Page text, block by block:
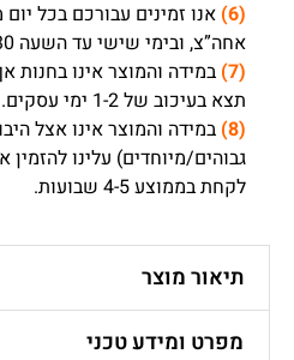
(6)
אחה”צ, ובימי שישי עד השעה 13:30.
(7)
במידה והמוצר אינו בחנות
תצא בעיכוב של 1-2 ימי עסקים.
(8)
במידה והמוצר אינו אצל
גבוהים/מיוחדים) עלינו להזמין
לקחת בממוצע 4-5 שבועות.
תיאור מוצר
מפרט ומידע טכני